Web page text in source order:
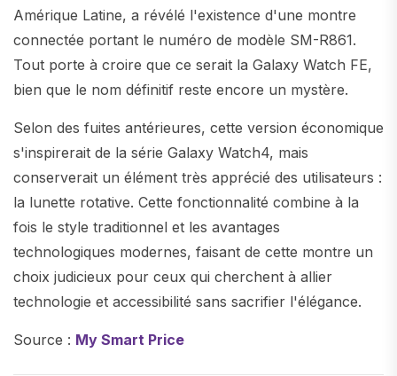
Amérique Latine, a révélé l'existence d'une montre
connectée portant le numéro de modèle SM-R861.
Tout porte à croire que ce serait la Galaxy Watch FE,
bien que le nom définitif reste encore un mystère.
Selon des fuites antérieures, cette version économique
s'inspirerait de la série Galaxy Watch4, mais
conserverait un élément très apprécié des utilisateurs :
la lunette rotative. Cette fonctionnalité combine à la
fois le style traditionnel et les avantages
technologiques modernes, faisant de cette montre un
choix judicieux pour ceux qui cherchent à allier
technologie et accessibilité sans sacrifier l'élégance.
Source : My Smart Price